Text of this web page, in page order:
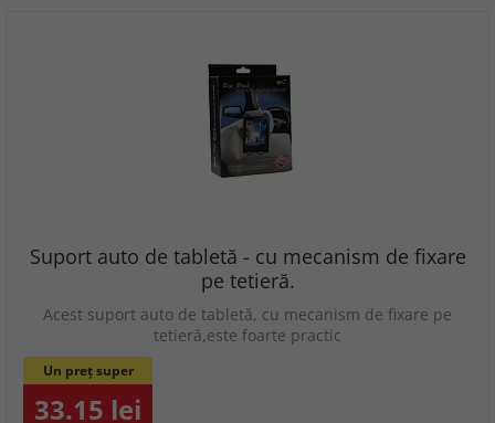
Suport auto de tabletă - cu mecanism de fixare
pe tetieră.
Acest suport auto de tabletă, cu mecanism de fixare pe
tetieră,este foarte practic
Un preț super
33.15 lei